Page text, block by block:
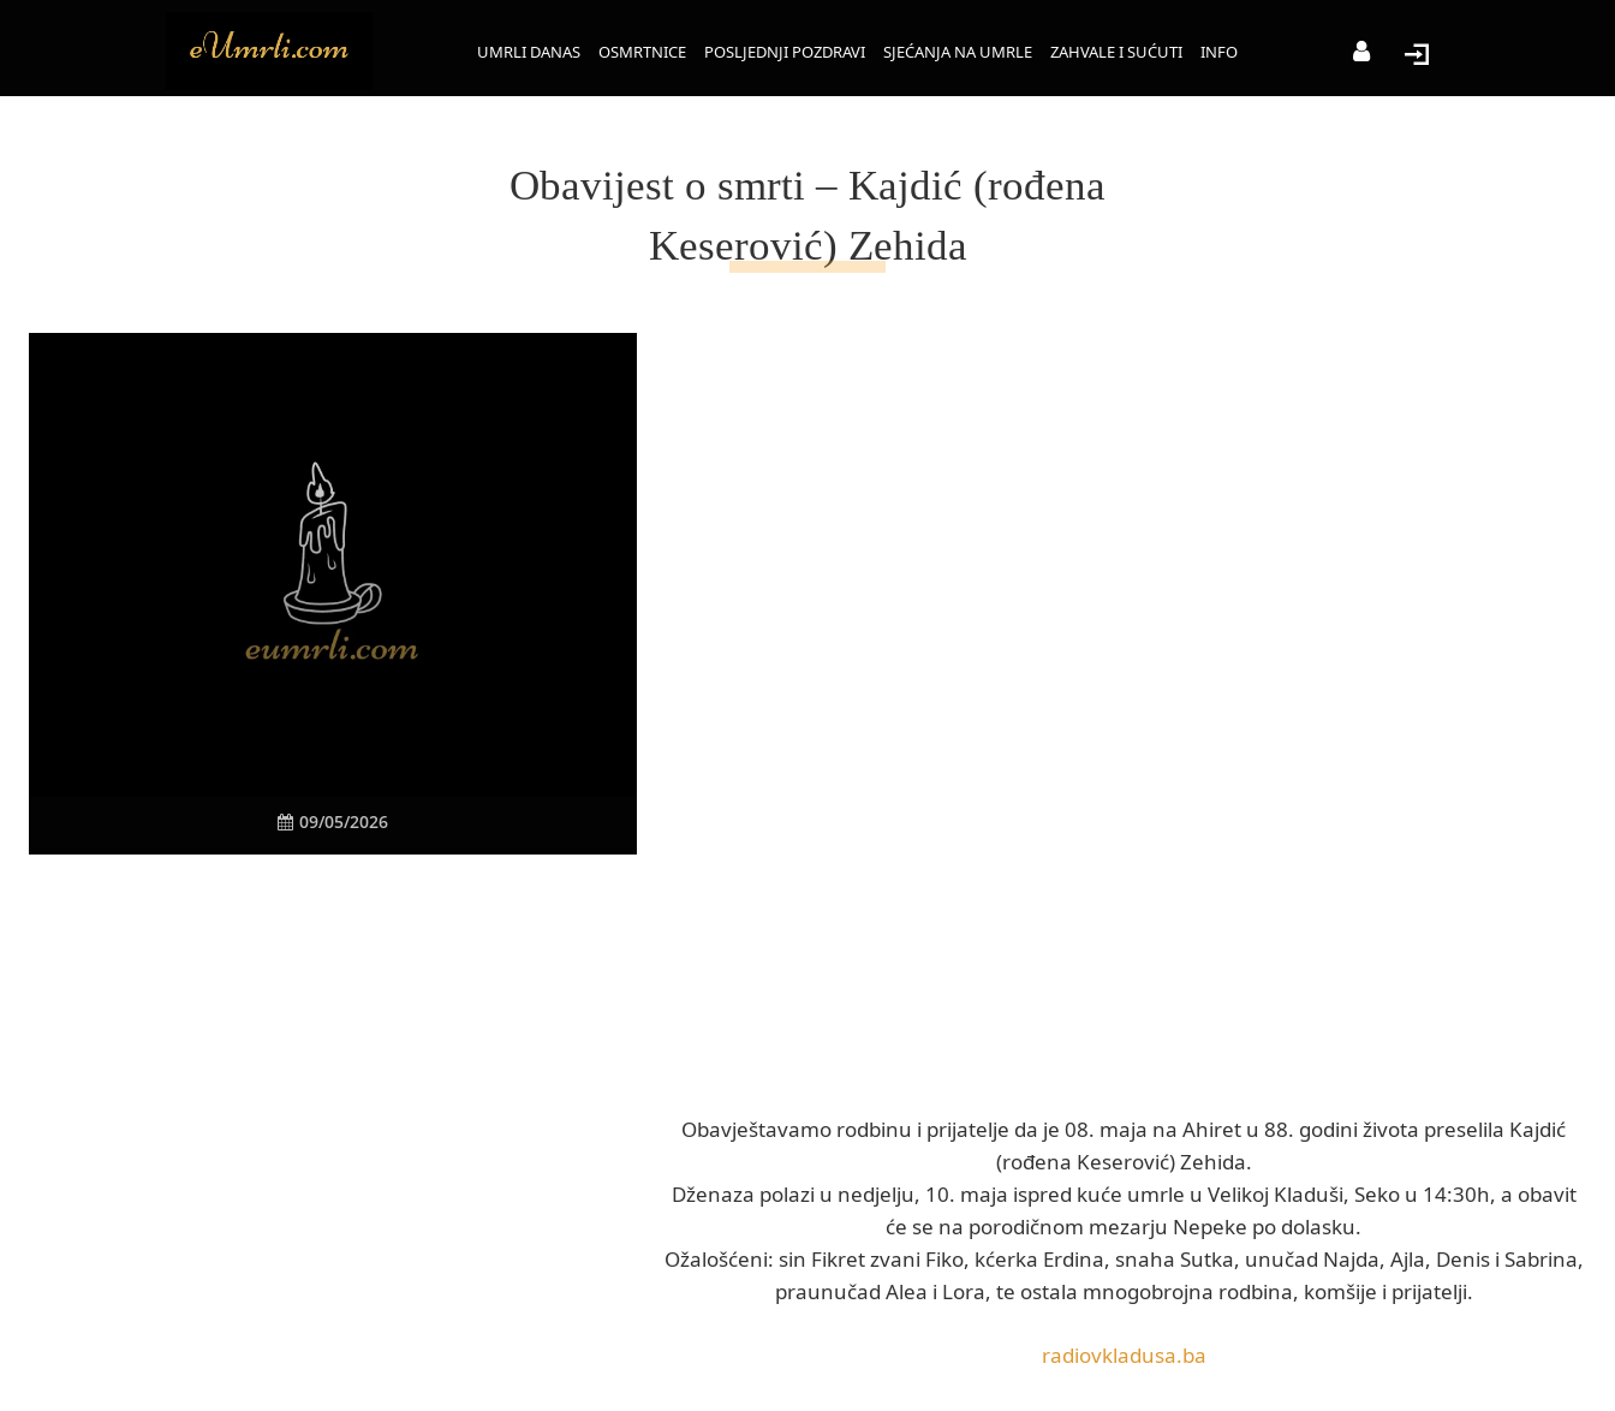
UMRLI DANAS OSMRTNICE POSLJEDNJI POZDRAVI SJEĆANJA NA UMRLE ZAHVALE I SUĆUTI INFO
Obavijest o smrti – Kajdić (rođena
Keserović) Zehida
09/05/2026
Obavještavamo rodbinu i prijatelje da je 08. maja na Ahiret u 88. godini života preselila Kajdić
(rođena Keserović) Zehida.
Dženaza polazi u nedjelju, 10. maja ispred kuće umrle u Velikoj Kladuši, Seko u 14:30h, a obavit
će se na porodičnom mezarju Nepeke po dolasku.
Ožalošćeni: sin Fikret zvani Fiko, kćerka Erdina, snaha Sutka, unučad Najda, Ajla, Denis i Sabrina,
praunučad Alea i Lora, te ostala mnogobrojna rodbina, komšije i prijatelji.
radiovkladusa.ba